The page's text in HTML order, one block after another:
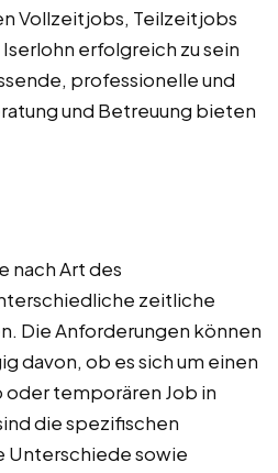
Vollzeitjobs, Teilzeitjobs
erfolgreich zu sein
professionelle und
und Betreuung bieten
nach Art des
zeitliche
Die Anforderungen können
davon, ob es sich um einen
temporären Job in
die spezifischen
Unterschiede sowie